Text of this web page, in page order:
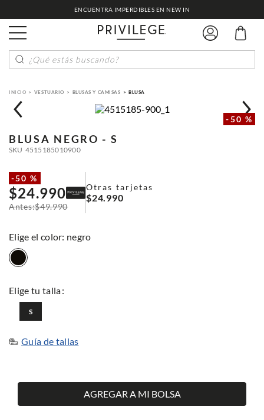
ENCUENTRA IMPERDIBLES EN NEW IN
¿Qué estás buscando?
VESTUARIO BLUSAS Y CAMISAS BLUSA
-50 %
BLUSA NEGRO - S
SKU 4515185010900
-50 %
$24.990
$49.990
Otras tarjetas
$24.990
: negro
S
Guía de tallas
AGREGAR A MI BOLSA